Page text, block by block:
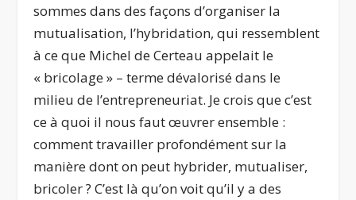
sommes dans des façons d’organiser la
mutualisation, l’hybridation, qui ressemblent
à ce que Michel de Certeau appelait le
« bricolage » – terme dévalorisé dans le
milieu de l’entrepreneuriat. Je crois que c’est
ce à quoi il nous faut œuvrer ensemble :
comment travailler profondément sur la
manière dont on peut hybrider, mutualiser,
bricoler ? C’est là qu’on voit qu’il y a des